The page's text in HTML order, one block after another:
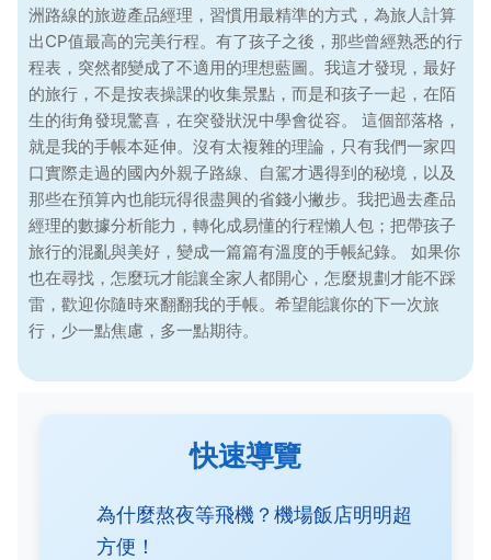
洲路線的旅遊產品經理，習慣用最精準的方式，為旅人計算
出CP值最高的完美行程。有了孩子之後，那些曾經熟悉的行
程表，突然都變成了不適用的理想藍圖。我這才發現，最好
的旅行，不是按表操課的收集景點，而是和孩子一起，在陌
生的街角發現驚喜，在突發狀況中學會從容。 這個部落格，
就是我的手帳本延伸。沒有太複雜的理論，只有我們一家四
口實際走過的國內外親子路線、自駕才遇得到的秘境，以及
那些在預算內也能玩得很盡興的省錢小撇步。我把過去產品
經理的數據分析能力，轉化成易懂的行程懶人包；把帶孩子
旅行的混亂與美好，變成一篇篇有溫度的手帳紀錄。 如果你
也在尋找，怎麼玩才能讓全家人都開心，怎麼規劃才能不踩
雷，歡迎你隨時來翻翻我的手帳。希望能讓你的下一次旅
行，少一點焦慮，多一點期待。
快速導覽
為什麼熬夜等飛機？機場飯店明明超
方便！